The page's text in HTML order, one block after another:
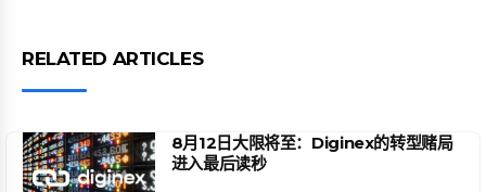
RELATED ARTICLES
8月12日大限将至：Diginex的转型赌局
进入最后读秒